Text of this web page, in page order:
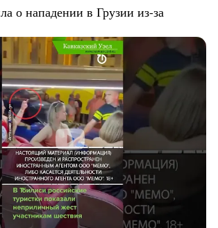
о нападении в Грузии из-за